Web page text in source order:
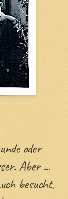
oder
Aber ...
besucht,